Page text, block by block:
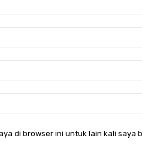
di browser ini untuk lain kali saya